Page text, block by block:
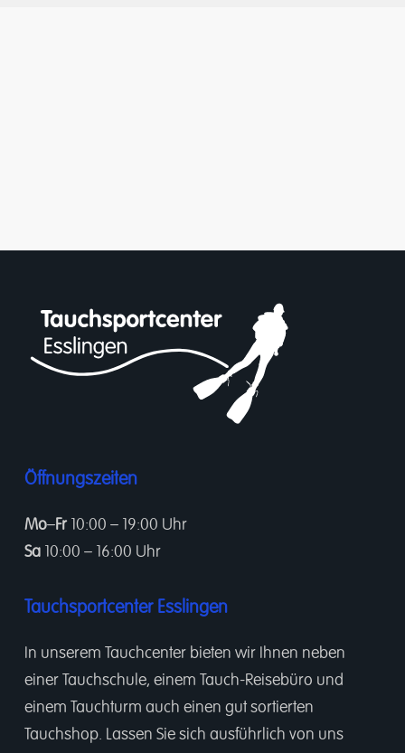
Öffnungszeiten
Mo–Fr10:00 – 19:00 Uhr
Sa10:00 – 16:00 Uhr
Tauchsportcenter Esslingen
In unserem Tauchcenterbieten wir Ihnen neben
einer Tauchschule, einem Tauch-Reisebüro und
einem Tauchturm auch einen gut sortierten
Tauchshop. Lassen Sie sich ausführlich von uns